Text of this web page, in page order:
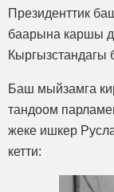
Президенттик
баарына каршы
Кыргызстандагы
Баш мыйзамга
тандоом
жеке ишкер
кетти: